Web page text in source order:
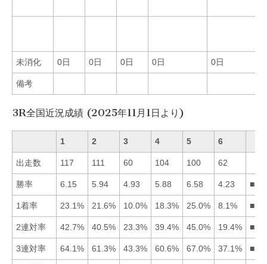
未消化 0日 0日 0日 0日 0日
備考
3R全国近況成績 (2025年11月1日より)
1 2 3 4 5 6
出走数 117 111 60 104 100 62
勝率 6.15 5.94 4.93 5.88 6.58 4.23
1着率 23.1% 21.6% 10.0% 18.3% 25.0% 8.1%
2連対率 42.7% 40.5% 23.3% 39.4% 45.0% 19.4%
3連対率 64.1% 61.3% 43.3% 60.6% 67.0% 37.1%